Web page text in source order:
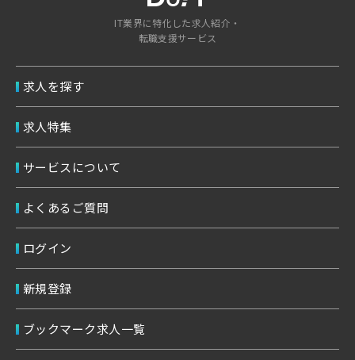
IT業界に特化した求人紹介・
転職支援サービス
求人を探す
求人特集
サービスについて
よくあるご質問
ログイン
新規登録
ブックマーク求人一覧